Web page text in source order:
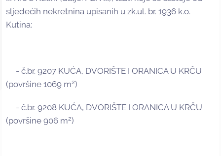
sljedećih nekretnina upisanih u zk.ul. br. 1936 k.o.
Kutina:
- č.br. 9207 KUĆA, DVORIŠTE I ORANICA U KRČU
(površine 1069 m2)
- č.br. 9208 KUĆA, DVORIŠTE I ORANICA U KRČU
(površine 906 m2)